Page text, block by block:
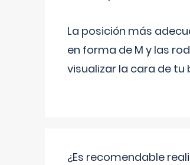
La posición más
en forma de M y las
visualizar la cara de
¿Es recomendable